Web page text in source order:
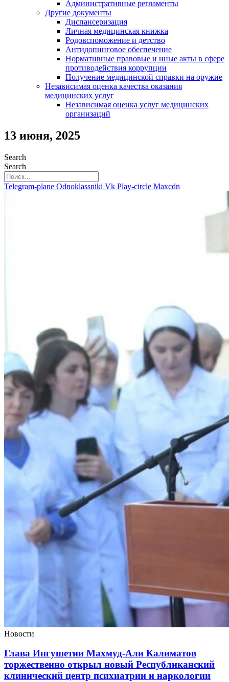
Административные регламенты
Другие документы
Диспансеризация
Личная медицинская книжка
Родовспоможение и детство
Антидопинговое обеспечение
Нормативные правовые и иные акты в сфере
противодействия коррупции
Получение медицинской справки на оружие
Независимая оценка качества оказания
медицинских услуг
Независимая оценка услуг медицинскиx
организаций
13 июня, 2025
Search
Search
Telegram-plane Odnoklassniki Vk Play-circle Maxcdn
Новости
Глава Ингушетии Махмуд-Али Калиматов
торжественно открыл новый Республиканский
клинический центр психиатрии и наркологии